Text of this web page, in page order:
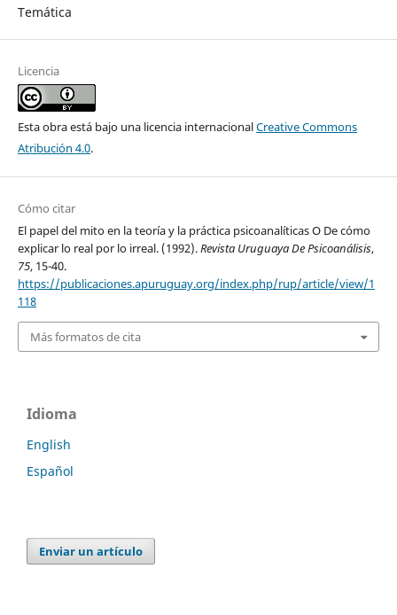
Temática
Licencia
Esta obra está bajo una licencia internacionalCreative Commons
Atribución 4.0.
Cómo citar
El papel del mito en la teoría y la práctica psicoanalíticas O De cómo
explicar lo real por lo irreal. (1992).Revista Uruguaya De Psicoanálisis,
75, 15-40.
https://publicaciones.apuruguay.org/index.php/rup/article/view/1
118
Más formatos de cita
Idioma
English
Español
Enviar un artículo